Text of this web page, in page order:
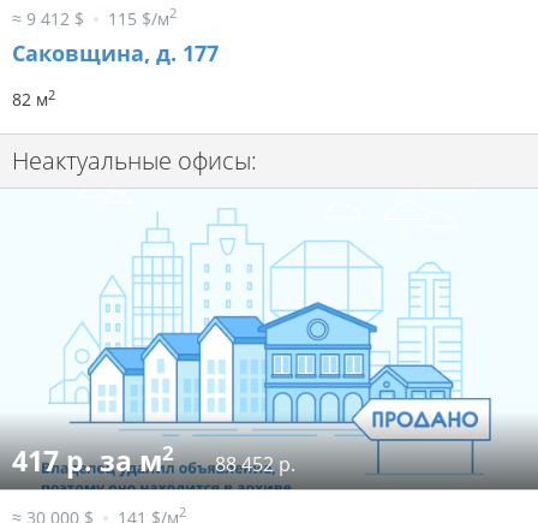
≈ 9 412 $ 115 $/м2
Саковщина, д. 177
82 м2
Неактуальные офисы:
417 р. за м2 88 452 р.
≈ 30 000 $ 141 $/м2